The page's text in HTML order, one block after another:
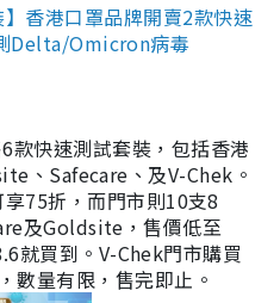
香港口罩品牌開賣2款快速
Delta/Omicron病毒
款快速測試套裝，包括香港
、Safecare、及V-Chek。
75折，而門市則10支8
及Goldsite，售價低至
就買到。V-Chek門市購買
數量有限，售完即止。